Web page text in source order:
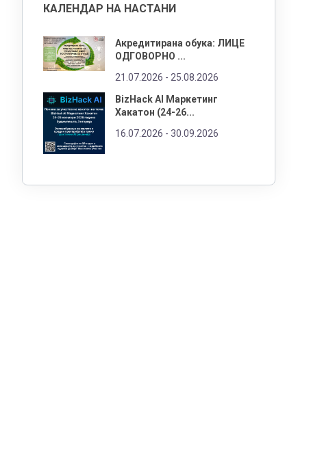
КАЛЕНДАР НА НАСТАНИ
Акредитирана обука: ЛИЦЕ
ОДГОВОРНО ...
21.07.2026 - 25.08.2026
BizHack AI Маркетинг
Хакатон (24-26...
16.07.2026 - 30.09.2026